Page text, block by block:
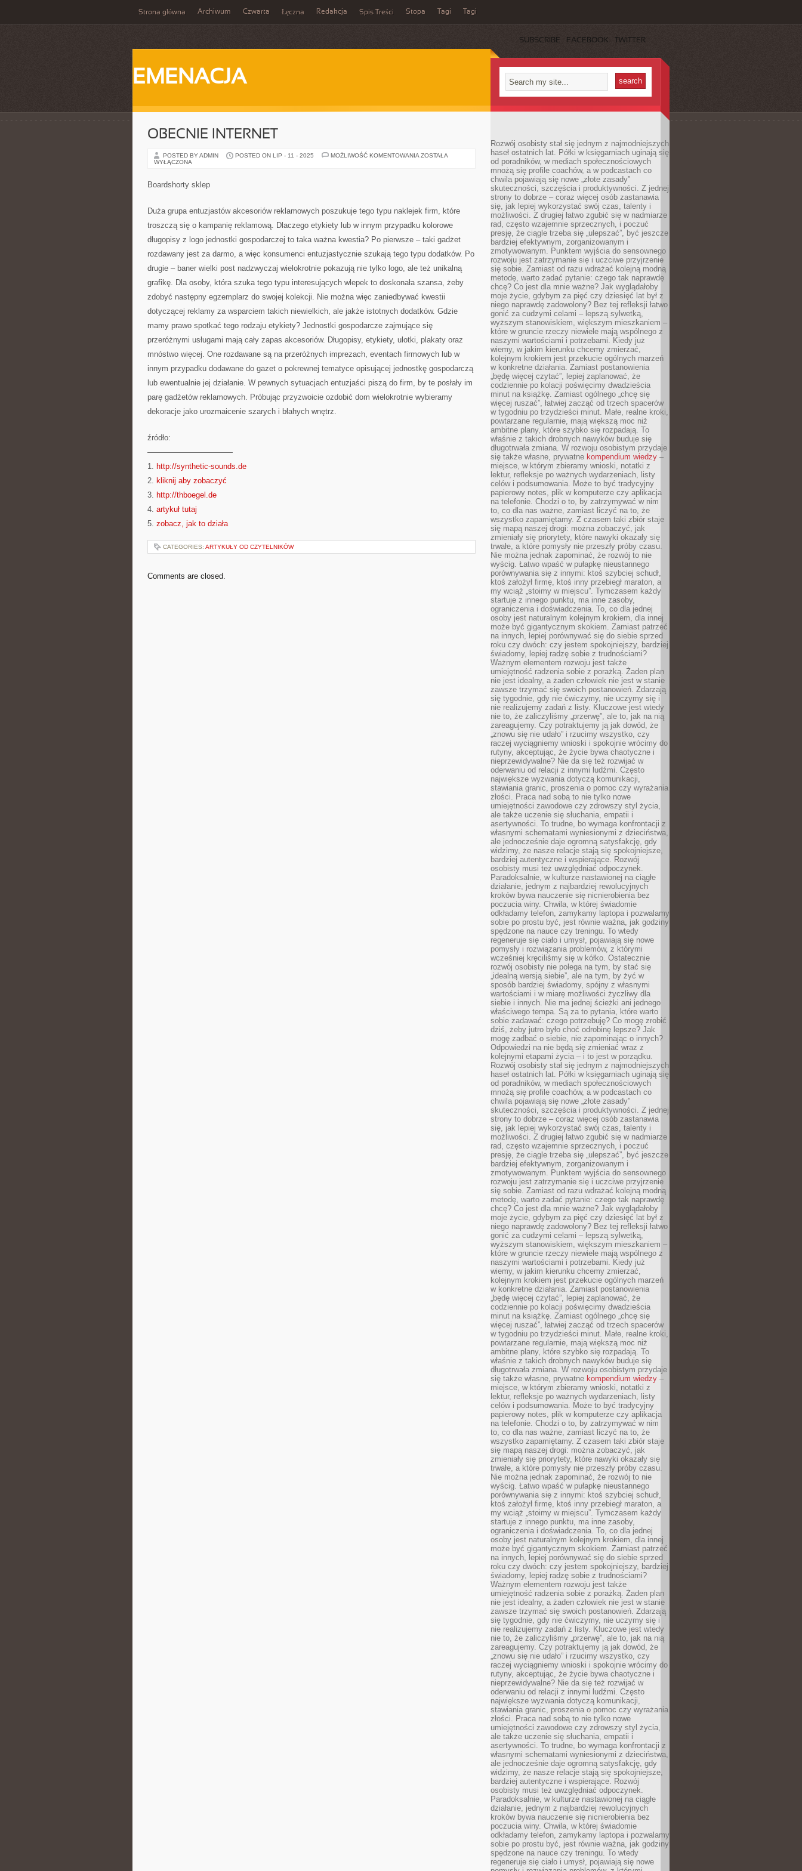
Strona główna Archiwum Czwarta Łęczna Redakcja Spis Treści Stopa Tagi Tagi
SUBSCRIBE FACEBOOK TWITTER
EMENACJA
OBECNIE INTERNET
POSTED BY ADMIN POSTED ON LIP - 11 - 2025 MOŻLIWOŚĆ KOMENTOWANIA OBECNIE
ZOSTAŁA
WYŁĄCZONA
Boardshorty sklep
Duża grupa entuzjastów akcesoriów reklamowych poszukuje tego typu naklejek firm, które
troszczą się o kampanię reklamową. Dlaczego etykiety lub w innym przypadku kolorowe
długopisy z logo jednostki gospodarczej to taka ważna kwestia? Po pierwsze – taki gadżet
rozdawany jest za darmo, a więc konsumenci entuzjastycznie szukają tego typu dodatków. Po
drugie – baner wielki post nadzwyczaj wielokrotnie pokazują nie tylko logo, ale też unikalną
grafikę. Dla osoby, która szuka tego typu interesujących wlepek to doskonała szansa, żeby
zdobyć następny egzemplarz do swojej kolekcji. Nie można więc zaniedbywać kwestii
dotyczącej reklamy za wsparciem takich niewielkich, ale jakże istotnych dodatków. Gdzie
mamy prawo spotkać tego rodzaju etykiety? Jednostki gospodarcze zajmujące się
przeróżnymi usługami mają cały zapas akcesoriów. Długopisy, etykiety, ulotki, plakaty oraz
mnóstwo więcej. One rozdawane są na przeróżnych imprezach, eventach firmowych lub w
innym przypadku dodawane do gazet o pokrewnej tematyce opisującej jednostkę gospodarczą
lub ewentualnie jej działanie. W pewnych sytuacjach entuzjaści piszą do firm, by te posłały im
parę gadżetów reklamowych. Próbując przyzwoicie ozdobić dom wielokrotnie wybieramy
dekoracje jako urozmaicenie szarych i błahych wnętrz.
źródło:
———————————
1. http://synthetic-sounds.de
2. kliknij aby zobaczyć
3. http://thboegel.de
4. artykuł tutaj
5. zobacz, jak to działa
CATEGORIES: ARTYKUŁY OD CZYTELNIKÓW
Comments are closed.
Rozwój osobisty stał się jednym z najmodniejszych
haseł ostatnich lat. Półki w księgarniach uginają się
od poradników, w mediach społecznościowych
mnożą się profile coachów, a w podcastach co
chwila pojawiają się nowe „złote zasady”
skuteczności, szczęścia i produktywności. Z jednej
strony to dobrze – coraz więcej osób zastanawia
się, jak lepiej wykorzystać swój czas, talenty i
możliwości. Z drugiej łatwo zgubić się w nadmiarze
rad, często wzajemnie sprzecznych, i poczuć
presję, że ciągle trzeba się „ulepszać”, być jeszcze
bardziej efektywnym, zorganizowanym i
zmotywowanym. Punktem wyjścia do sensownego
rozwoju jest zatrzymanie się i uczciwe przyjrzenie
się sobie. Zamiast od razu wdrażać kolejną modną
metodę, warto zadać pytanie: czego tak naprawdę
chcę? Co jest dla mnie ważne? Jak wyglądałoby
moje życie, gdybym za pięć czy dziesięć lat był z
niego naprawdę zadowolony? Bez tej refleksji łatwo
gonić za cudzymi celami – lepszą sylwetką,
wyższym stanowiskiem, większym mieszkaniem –
które w gruncie rzeczy niewiele mają wspólnego z
naszymi wartościami i potrzebami. Kiedy już
wiemy, w jakim kierunku chcemy zmierzać,
kolejnym krokiem jest przekucie ogólnych marzeń
w konkretne działania. Zamiast postanowienia
„będę więcej czytać”, lepiej zaplanować, że
codziennie po kolacji poświęcimy dwadzieścia
minut na książkę. Zamiast ogólnego „chcę się
więcej ruszać”, łatwiej zacząć od trzech spacerów
w tygodniu po trzydzieści minut. Małe, realne kroki,
powtarzane regularnie, mają większą moc niż
ambitne plany, które szybko się rozpadają. To
właśnie z takich drobnych nawyków buduje się
długotrwała zmiana. W rozwoju osobistym przydaje
się także własne, prywatne kompendium wiedzy –
miejsce, w którym zbieramy wnioski, notatki z
lektur, refleksje po ważnych wydarzeniach, listy
celów i podsumowania. Może to być tradycyjny
papierowy notes, plik w komputerze czy aplikacja
na telefonie. Chodzi o to, by zatrzymywać w nim
to, co dla nas ważne, zamiast liczyć na to, że
wszystko zapamiętamy. Z czasem taki zbiór staje
się mapą naszej drogi: można zobaczyć, jak
zmieniały się priorytety, które nawyki okazały się
trwałe, a które pomysły nie przeszły próby czasu.
Nie można jednak zapominać, że rozwój to nie
wyścig. Łatwo wpaść w pułapkę nieustannego
porównywania się z innymi: ktoś szybciej schudł,
ktoś założył firmę, ktoś inny przebiegł maraton, a
my wciąż „stoimy w miejscu”. Tymczasem każdy
startuje z innego punktu, ma inne zasoby,
ograniczenia i doświadczenia. To, co dla jednej
osoby jest naturalnym kolejnym krokiem, dla innej
może być gigantycznym skokiem. Zamiast patrzeć
na innych, lepiej porównywać się do siebie sprzed
roku czy dwóch: czy jestem spokojniejszy, bardziej
świadomy, lepiej radzę sobie z trudnościami?
Ważnym elementem rozwoju jest także
umiejętność radzenia sobie z porażką. Żaden plan
nie jest idealny, a żaden człowiek nie jest w stanie
zawsze trzymać się swoich postanowień. Zdarzają
się tygodnie, gdy nie ćwiczymy, nie uczymy się i
nie realizujemy zadań z listy. Kluczowe jest wtedy
nie to, że zaliczyliśmy „przerwę”, ale to, jak na nią
zareagujemy. Czy potraktujemy ją jak dowód, że
„znowu się nie udało” i rzucimy wszystko, czy
raczej wyciągniemy wnioski i spokojnie wrócimy do
rutyny, akceptując, że życie bywa chaotyczne i
nieprzewidywalne? Nie da się też rozwijać w
oderwaniu od relacji z innymi ludźmi. Często
największe wyzwania dotyczą komunikacji,
stawiania granic, proszenia o pomoc czy wyrażania
złości. Praca nad sobą to nie tylko nowe
umiejętności zawodowe czy zdrowszy styl życia,
ale także uczenie się słuchania, empatii i
asertywności. To trudne, bo wymaga konfrontacji z
własnymi schematami wyniesionymi z dzieciństwa,
ale jednocześnie daje ogromną satysfakcję, gdy
widzimy, że nasze relacje stają się spokojniejsze,
bardziej autentyczne i wspierające. Rozwój
osobisty musi też uwzględniać odpoczynek.
Paradoksalnie, w kulturze nastawionej na ciągłe
działanie, jednym z najbardziej rewolucyjnych
kroków bywa nauczenie się nicnierobienia bez
poczucia winy. Chwila, w której świadomie
odkładamy telefon, zamykamy laptopa i pozwalamy
sobie po prostu być, jest równie ważna, jak godziny
spędzone na nauce czy treningu. To wtedy
regeneruje się ciało i umysł, pojawiają się nowe
pomysły i rozwiązania problemów, z którymi
wcześniej kręciliśmy się w kółko. Ostatecznie
rozwój osobisty nie polega na tym, by stać się
„idealną wersją siebie”, ale na tym, by żyć w
sposób bardziej świadomy, spójny z własnymi
wartościami i w miarę możliwości życzliwy dla
siebie i innych. Nie ma jednej ścieżki ani jednego
właściwego tempa. Są za to pytania, które warto
sobie zadawać: czego potrzebuję? Co mogę zrobić
dziś, żeby jutro było choć odrobinę lepsze? Jak
mogę zadbać o siebie, nie zapominając o innych?
Odpowiedzi na nie będą się zmieniać wraz z
kolejnymi etapami życia – i to jest w porządku.
Rozwój osobisty stał się jednym z najmodniejszych
haseł ostatnich lat. Półki w księgarniach uginają się
od poradników, w mediach społecznościowych
mnożą się profile coachów, a w podcastach co
chwila pojawiają się nowe „złote zasady”
skuteczności, szczęścia i produktywności. Z jednej
strony to dobrze – coraz więcej osób zastanawia
się, jak lepiej wykorzystać swój czas, talenty i
możliwości. Z drugiej łatwo zgubić się w nadmiarze
rad, często wzajemnie sprzecznych, i poczuć
presję, że ciągle trzeba się „ulepszać”, być jeszcze
bardziej efektywnym, zorganizowanym i
zmotywowanym. Punktem wyjścia do sensownego
rozwoju jest zatrzymanie się i uczciwe przyjrzenie
się sobie. Zamiast od razu wdrażać kolejną modną
metodę, warto zadać pytanie: czego tak naprawdę
chcę? Co jest dla mnie ważne? Jak wyglądałoby
moje życie, gdybym za pięć czy dziesięć lat był z
niego naprawdę zadowolony? Bez tej refleksji łatwo
gonić za cudzymi celami – lepszą sylwetką,
wyższym stanowiskiem, większym mieszkaniem –
które w gruncie rzeczy niewiele mają wspólnego z
naszymi wartościami i potrzebami. Kiedy już
wiemy, w jakim kierunku chcemy zmierzać,
kolejnym krokiem jest przekucie ogólnych marzeń
w konkretne działania. Zamiast postanowienia
„będę więcej czytać”, lepiej zaplanować, że
codziennie po kolacji poświęcimy dwadzieścia
minut na książkę. Zamiast ogólnego „chcę się
więcej ruszać”, łatwiej zacząć od trzech spacerów
w tygodniu po trzydzieści minut. Małe, realne kroki,
powtarzane regularnie, mają większą moc niż
ambitne plany, które szybko się rozpadają. To
właśnie z takich drobnych nawyków buduje się
długotrwała zmiana. W rozwoju osobistym przydaje
się także własne, prywatne kompendium wiedzy –
miejsce, w którym zbieramy wnioski, notatki z
lektur, refleksje po ważnych wydarzeniach, listy
celów i podsumowania. Może to być tradycyjny
papierowy notes, plik w komputerze czy aplikacja
na telefonie. Chodzi o to, by zatrzymywać w nim
to, co dla nas ważne, zamiast liczyć na to, że
wszystko zapamiętamy. Z czasem taki zbiór staje
się mapą naszej drogi: można zobaczyć, jak
zmieniały się priorytety, które nawyki okazały się
trwałe, a które pomysły nie przeszły próby czasu.
Nie można jednak zapominać, że rozwój to nie
wyścig. Łatwo wpaść w pułapkę nieustannego
porównywania się z innymi: ktoś szybciej schudł,
ktoś założył firmę, ktoś inny przebiegł maraton, a
my wciąż „stoimy w miejscu”. Tymczasem każdy
startuje z innego punktu, ma inne zasoby,
ograniczenia i doświadczenia. To, co dla jednej
osoby jest naturalnym kolejnym krokiem, dla innej
może być gigantycznym skokiem. Zamiast patrzeć
na innych, lepiej porównywać się do siebie sprzed
roku czy dwóch: czy jestem spokojniejszy, bardziej
świadomy, lepiej radzę sobie z trudnościami?
Ważnym elementem rozwoju jest także
umiejętność radzenia sobie z porażką. Żaden plan
nie jest idealny, a żaden człowiek nie jest w stanie
zawsze trzymać się swoich postanowień. Zdarzają
się tygodnie, gdy nie ćwiczymy, nie uczymy się i
nie realizujemy zadań z listy. Kluczowe jest wtedy
nie to, że zaliczyliśmy „przerwę”, ale to, jak na nią
zareagujemy. Czy potraktujemy ją jak dowód, że
„znowu się nie udało” i rzucimy wszystko, czy
raczej wyciągniemy wnioski i spokojnie wrócimy do
rutyny, akceptując, że życie bywa chaotyczne i
nieprzewidywalne? Nie da się też rozwijać w
oderwaniu od relacji z innymi ludźmi. Często
największe wyzwania dotyczą komunikacji,
stawiania granic, proszenia o pomoc czy wyrażania
złości. Praca nad sobą to nie tylko nowe
umiejętności zawodowe czy zdrowszy styl życia,
ale także uczenie się słuchania, empatii i
asertywności. To trudne, bo wymaga konfrontacji z
własnymi schematami wyniesionymi z dzieciństwa,
ale jednocześnie daje ogromną satysfakcję, gdy
widzimy, że nasze relacje stają się spokojniejsze,
bardziej autentyczne i wspierające. Rozwój
osobisty musi też uwzględniać odpoczynek.
Paradoksalnie, w kulturze nastawionej na ciągłe
działanie, jednym z najbardziej rewolucyjnych
kroków bywa nauczenie się nicnierobienia bez
poczucia winy. Chwila, w której świadomie
odkładamy telefon, zamykamy laptopa i pozwalamy
sobie po prostu być, jest równie ważna, jak godziny
spędzone na nauce czy treningu. To wtedy
regeneruje się ciało i umysł, pojawiają się nowe